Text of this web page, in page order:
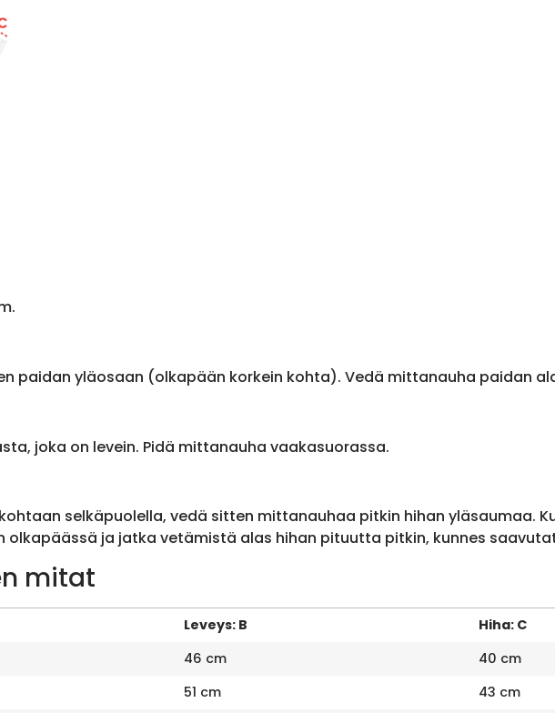
paidan yläosaan (olkapään korkein kohta). Vedä mittanauha paidan
joka on levein. Pidä mittanauha vaakasuorassa.
selkäpuolella, vedä sitten mittanauhaa pitkin hihan yläsaumaa.
ja jatka vetämistä alas hihan pituutta pitkin, kunnes
mitat
Leveys: B
Hiha: C
46 cm
40 cm
51 cm
43 cm